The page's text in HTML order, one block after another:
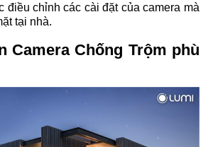
điều chỉnh các cài đặt của camera mà
tại nhà.
Camera Chống Trộm phù